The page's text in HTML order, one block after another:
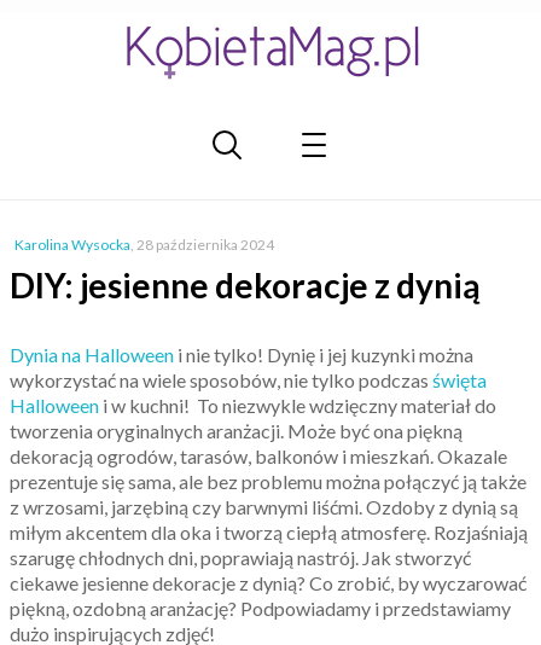
Karolina Wysocka, 28 października 2024
DIY: jesienne dekoracje z dynią
Dynia na Halloween i nie tylko! Dynię i jej kuzynki można
wykorzystać na wiele sposobów, nie tylko podczas święta
Halloween i w kuchni! To niezwykle wdzięczny materiał do
tworzenia oryginalnych aranżacji. Może być ona piękną
dekoracją ogrodów, tarasów, balkonów i mieszkań. Okazale
prezentuje się sama, ale bez problemu można połączyć ją także
z wrzosami, jarzębiną czy barwnymi liśćmi. Ozdoby z dynią są
miłym akcentem dla oka i tworzą ciepłą atmosferę. Rozjaśniają
szarugę chłodnych dni, poprawiają nastrój. Jak stworzyć
ciekawe jesienne dekoracje z dynią? Co zrobić, by wyczarować
piękną, ozdobną aranżację? Podpowiadamy i przedstawiamy
dużo inspirujących zdjęć!